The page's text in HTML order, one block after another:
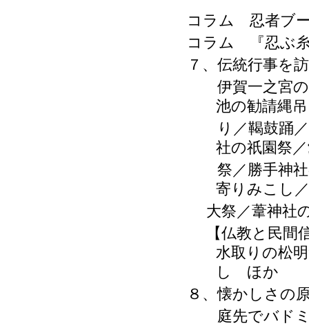
コラム 忍者ブ
コラム 『忍ぶ
７、伝統行事を
伊賀一之宮の
池の勧請縄
り／鞨鼓踊／
社の祇園祭
祭／勝手神社
寄りみこし
大祭／葦神社
【仏教と民
水取りの松
し ほか
８、懐かしさの
庭先でバドミ